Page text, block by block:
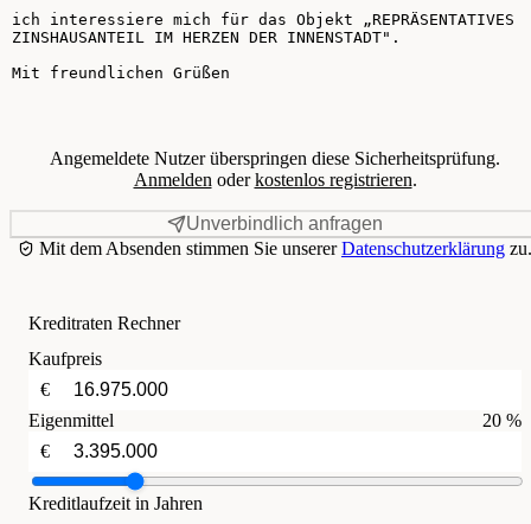
Angemeldete Nutzer überspringen diese Sicherheitsprüfung.
Anmelden oderkostenlos registrieren.
Unverbindlich anfragen
Mit dem Absenden stimmen Sie unsererDatenschutzerklärung zu.
Kreditraten Rechner
Kaufpreis
€
Eigenmittel
20 %
€
Kreditlaufzeit in Jahren